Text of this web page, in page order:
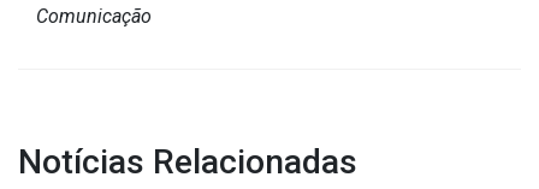
Cespro
Comunicação
Notícias Relacionadas